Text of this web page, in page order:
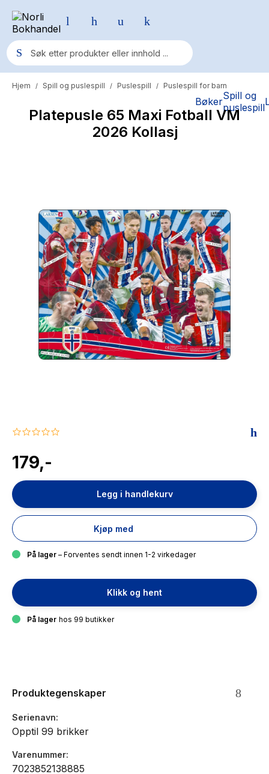
BøkerSpill og
puslespill
Populære søk
Pokemon
Hitster
Hypopressiv trening
The Housemaid
Hjem / Spill og puslespill / Puslespill / Puslespill for barn
Platepusle 65 Maxi Fotball VM
2026 Kollasj
0.0
rating
179,-
Legg i handlekurv
Kjøp med
På lager – Forventes sendt innen 1-2 virkedager
Klikk og hent
På lager hos 99 butikker
Produktegenskaper
Serienavn
Opptil 99 brikker
Varenummer
7023852138885